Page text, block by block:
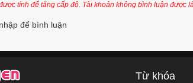
tính để tăng cấp độ. Tài khoản không bình luận được
để bình luận
Từ khóa